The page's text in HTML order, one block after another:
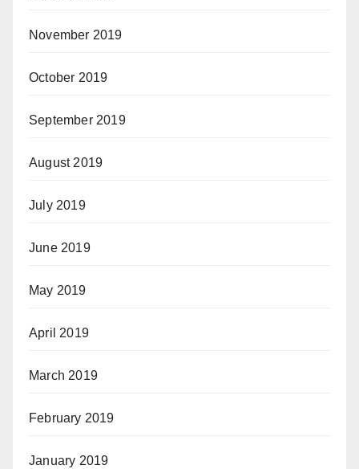
November 2019
October 2019
September 2019
August 2019
July 2019
June 2019
May 2019
April 2019
March 2019
February 2019
January 2019